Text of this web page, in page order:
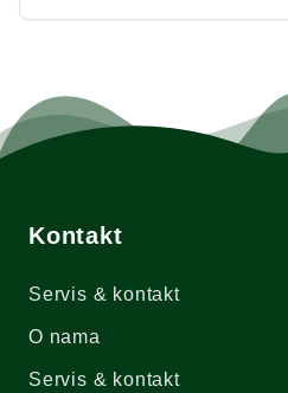
Kontakt
Servis & kontakt
O nama
Servis & kontakt